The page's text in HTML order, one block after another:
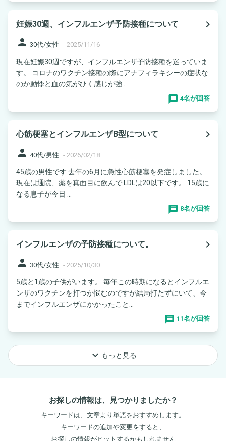
妊娠30週、インフルエンザ予防接種について
navigate_next
person 30代/女性 - 2025/11/16
現在妊娠30週ですが、インフルエンザ予防接種を迷っていま
す。 コロナのワクチン接種の際にアナフィラキシーの症状な
のか動悸と血の気がひく感じが強...
4名が回答
心筋梗塞とインフルエンザB型について
navigate_next
person 40代/男性 - 2026/02/18
45歳の男性です 去年の6月に急性心筋梗塞を発症しました。
現在は通院、薬を真面目に飲んで LDLは20以下です。 15歳に
なる息子が今日 ...
8名が回答
インフルエンザの予防接種について。
navigate_next
person 30代/女性 - 2025/10/30
5歳と1歳の子供がいます。 毎年この時期になるとインフルエ
ンザのワクチンを打つか悩むのですが結局打たずにいて、今
までインフルエンザにかかったこと...
11名が回答
keyboard_arrow_down もっと見る
お探しの情報は、見つかりましたか？
キーワードは、文章より単語をおすすめします。
キーワードの追加や変更をすると、
お探しの情報がヒットするかもしれません